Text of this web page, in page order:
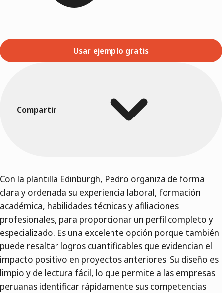
Usar ejemplo gratis
Compartir
Con la plantilla Edinburgh, Pedro organiza de forma
clara y ordenada su experiencia laboral, formación
académica, habilidades técnicas y afiliaciones
profesionales, para proporcionar un perfil completo y
especializado. Es una excelente opción porque también
puede resaltar logros cuantificables que evidencian el
impacto positivo en proyectos anteriores. Su diseño es
limpio y de lectura fácil, lo que permite a las empresas
peruanas identificar rápidamente sus competencias